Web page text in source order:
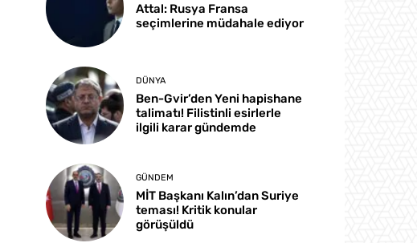
Attal: Rusya Fransa
seçimlerine müdahale ediyor
DÜNYA
Ben-Gvir’den Yeni hapishane
talimatı! Filistinli esirlerle
ilgili karar gündemde
GÜNDEM
MİT Başkanı Kalın’dan Suriye
teması! Kritik konular
görüşüldü